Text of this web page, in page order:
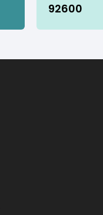
92600